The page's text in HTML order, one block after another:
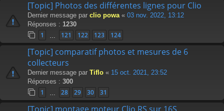
[Topic] Photos des différentes lignes pour Clio
Dernier message par clio powa « 03 nov. 2022, 13:12
Réponses : 1230
1 121 122 123 124
[Topic] comparatif photos et mesures de 6
collecteurs
Dernier message par Tiflo « 15 oct. 2021, 23:52
Réponses : 300
1 28 29 30 31
[Topic] montage moteur Clio RS sur 16S